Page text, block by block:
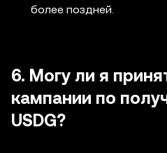
более поздней.
6. Могу ли я
кампании по
USDG?